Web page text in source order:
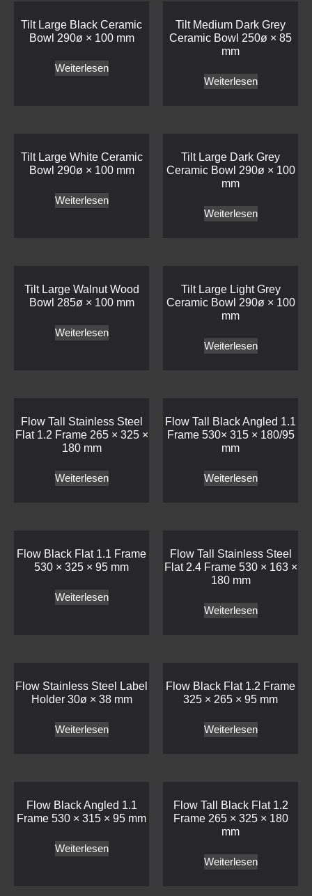
Tilt Large Black Ceramic
Bowl 290ø × 100 mm
Weiterlesen
Tilt Medium Dark Grey
Ceramic Bowl 250ø × 85
mm
Weiterlesen
Tilt Large White Ceramic
Bowl 290ø × 100 mm
Weiterlesen
Tilt Large Dark Grey
Ceramic Bowl 290ø × 100
mm
Weiterlesen
Tilt Large Walnut Wood
Bowl 285ø × 100 mm
Weiterlesen
Tilt Large Light Grey
Ceramic Bowl 290ø × 100
mm
Weiterlesen
Flow Tall Stainless Steel
Flat 1.2 Frame 265 × 325 ×
180 mm
Weiterlesen
Flow Tall Black Angled 1.1
Frame 530× 315 × 180/95
mm
Weiterlesen
Flow Black Flat 1.1 Frame
530 × 325 × 95 mm
Weiterlesen
Flow Tall Stainless Steel
Flat 2.4 Frame 530 × 163 ×
180 mm
Weiterlesen
Flow Stainless Steel Label
Holder 30ø × 38 mm
Weiterlesen
Flow Black Flat 1.2 Frame
325 × 265 × 95 mm
Weiterlesen
Flow Black Angled 1.1
Frame 530 × 315 × 95 mm
Weiterlesen
Flow Tall Black Flat 1.2
Frame 265 × 325 × 180
mm
Weiterlesen